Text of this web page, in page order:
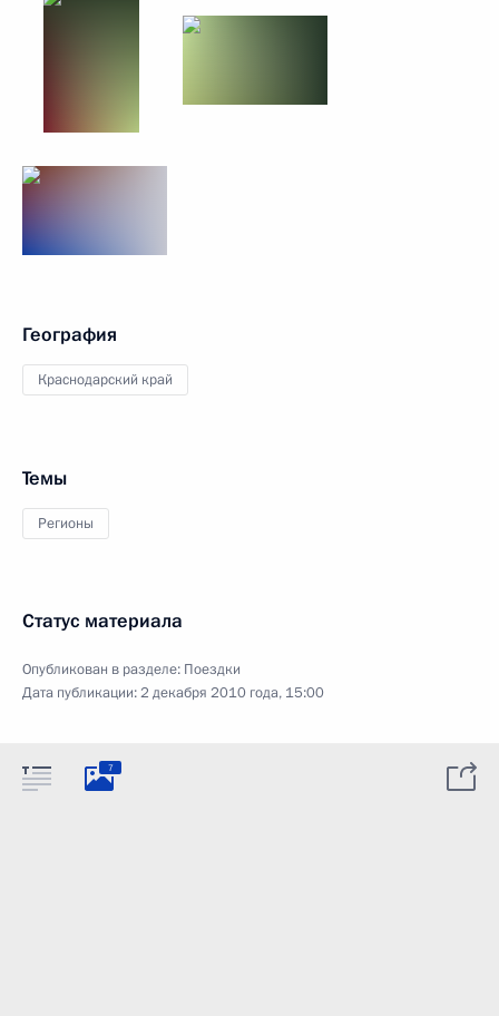
География
Краснодарский край
Темы
Регионы
Статус материала
Опубликован в разделе: Поездки
Дата публикации:2 декабря 2010 года, 15:00
7